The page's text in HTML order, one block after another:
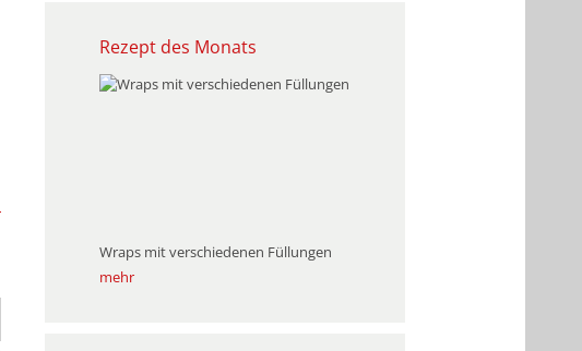
Rezept des Monats
Wraps mit verschiedenen Füllungen
mehr